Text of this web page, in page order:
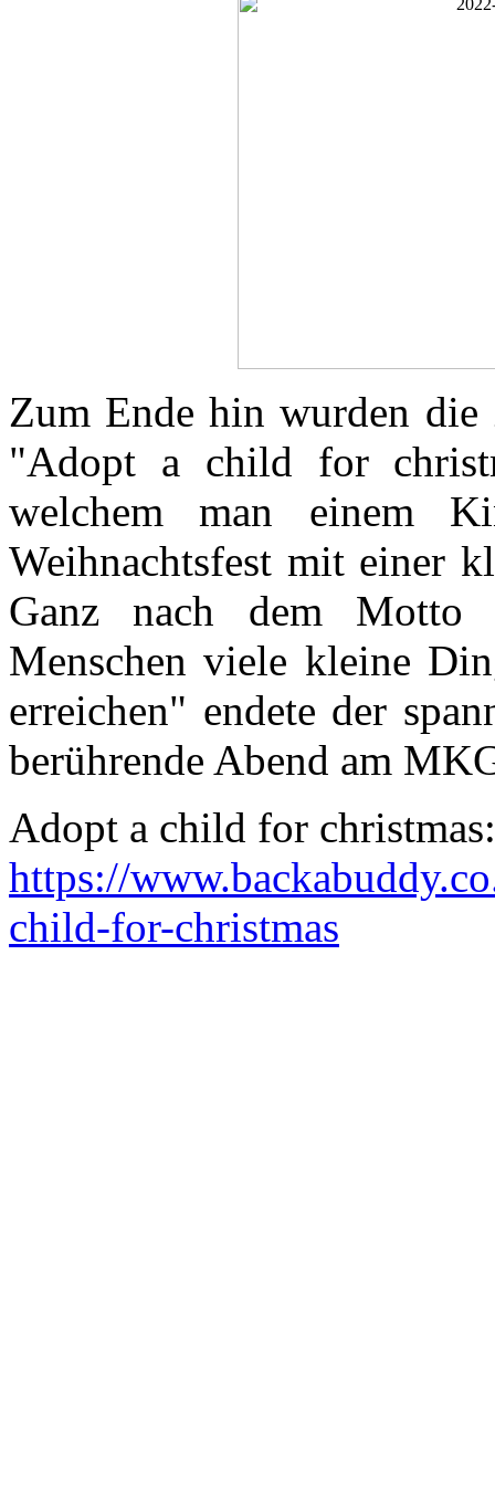
Zum Ende hin wurden die
"Adopt a child for
welchem man einem
Weihnachtsfest mit einer
Ganz nach dem
Menschen viele kleine
erreichen" endete der
berührende Abend am
Adopt a child for christmas:
https://
child-for-christmas